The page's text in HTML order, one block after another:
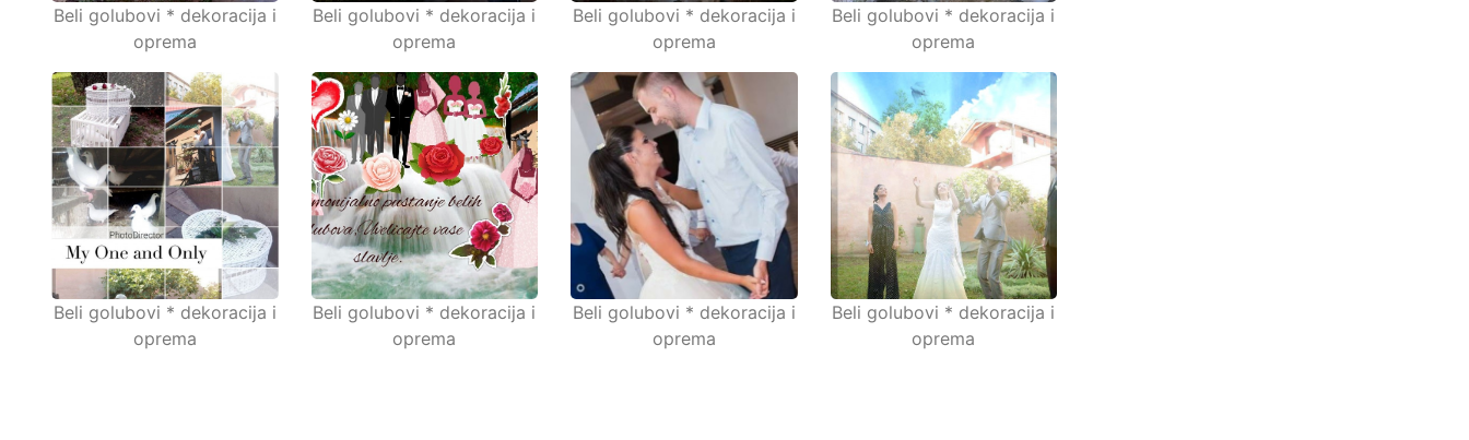
Beli golubovi * dekoracija i
oprema
Beli golubovi * dekoracija i
oprema
Beli golubovi * dekoracija i
oprema
Beli golubovi * dekoracija i
oprema
Beli golubovi * dekoracija i
oprema
Beli golubovi * dekoracija i
oprema
Beli golubovi * dekoracija i
oprema
Beli golubovi * dekoracija i
oprema